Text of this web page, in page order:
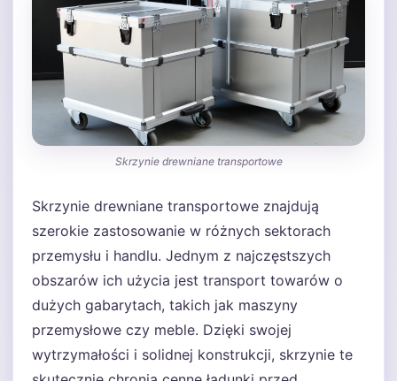
Skrzynie drewniane transportowe
Skrzynie drewniane transportowe znajdują
szerokie zastosowanie w różnych sektorach
przemysłu i handlu. Jednym z najczęstszych
obszarów ich użycia jest transport towarów o
dużych gabarytach, takich jak maszyny
przemysłowe czy meble. Dzięki swojej
wytrzymałości i solidnej konstrukcji, skrzynie te